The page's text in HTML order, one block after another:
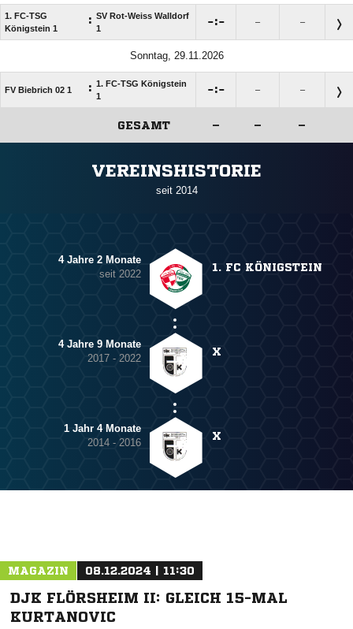
1. FC-TSG
Königstein 1
: SV Rot-Weiss Walldorf
1
: – –
Sonntag, 29.11.2026
FV Biebrich 02 1 : 1. FC-TSG Königstein
1
: – –
GESAMT – – –
VEREINSHISTORIE
seit 2014
4 Jahre 2 Monate
seit 2022
1. FC KÖNIGSTEIN
4 Jahre 9 Monate
2017 - 2022
X
1 Jahr 4 Monate
2014 - 2016
X
MAGAZIN 08.12.2024 | 11:30
DJK FLÖRSHEIM II: GLEICH 15-MAL
KURTANOVIC